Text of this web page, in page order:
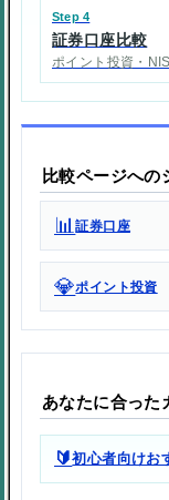
Step 4
証券口座比較
ポイント投資・
比較ページへの
📊証券口座
💎ポイント投資
あなたに合った
🔰初心者向けお